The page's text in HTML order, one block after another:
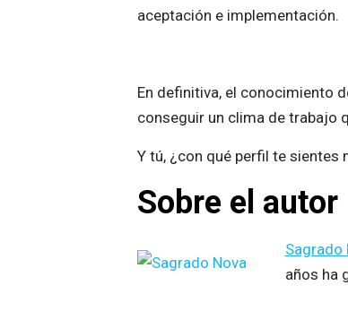
aceptación e implementación.
En definitiva, el conocimiento
conseguir un clima de trabajo
Y tú, ¿con qué perfil te sientes
Sobre el autor
Sagrado
años ha